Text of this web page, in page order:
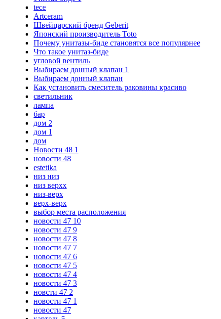
tece
Artceram
Швейцарский бренд Geberit
Японский производитель Toto
Почему унитазы-биде становятся все популярнее
Что такое унитаз-биде
угловой вентиль
Выбираем донный клапан 1
Выбираем донный клапан
Как установить смеситель раковины красиво
светильник
лампа
бар
дом 2
дом 1
дом
Новости 48 1
новости 48
estetika
низ низ
низ верхх
низ-верх
верх-верх
выбор места расположения
новости 47 10
новости 47 9
новости 47 8
новости 47 7
новости 47 6
новости 47 5
новости 47 4
новости 47 3
новсти 47 2
новости 47 1
новости 47